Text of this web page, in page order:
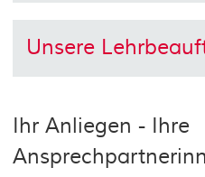
Unsere
Ihr Anliegen - Ihre